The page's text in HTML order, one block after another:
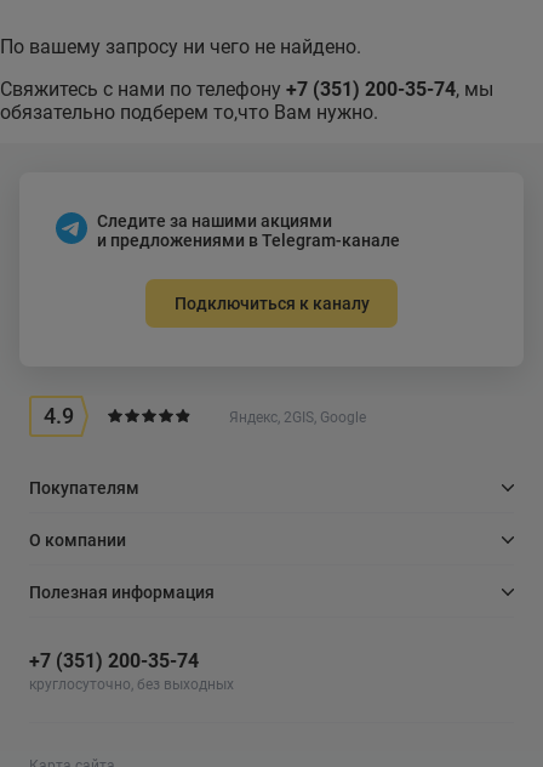
По вашему запросу ни чего не найдено.
Свяжитесь с нами по телефону +7 (351) 200-35-74, мы
обязательно подберем то,что Вам нужно.
Следите за нашими акциями
и предложениями в Telegram-канале
Подключиться к каналу
4.9 Яндекс, 2GIS, Google
Покупателям
О компании
Полезная информация
+7 (351) 200-35-74
круглосуточно, без выходных